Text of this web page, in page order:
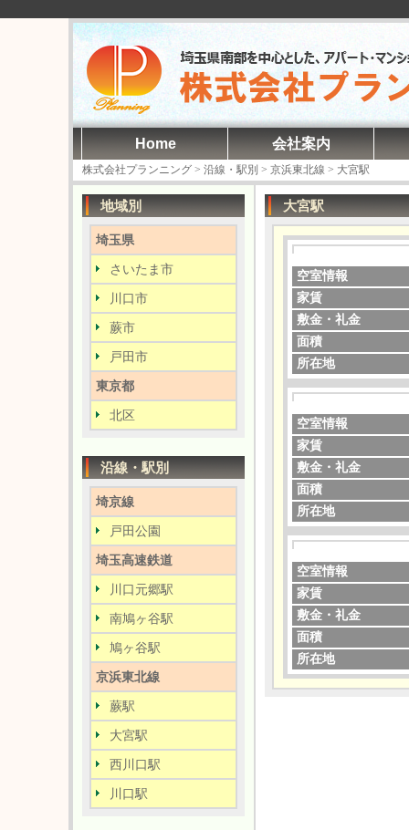
Home 会社案内
株式会社プランニング > 沿線・駅別 > 京浜東北線 > 大宮駅
地域別
埼玉県
さいたま市
川口市
蕨市
戸田市
東京都
北区
沿線・駅別
埼京線
戸田公園
埼玉高速鉄道
川口元郷駅
南鳩ヶ谷駅
鳩ヶ谷駅
京浜東北線
蕨駅
大宮駅
西川口駅
川口駅
大宮駅
空室情報
家賃
敷金・礼金
面積
所在地
空室情報
家賃
敷金・礼金
面積
所在地
空室情報
家賃
敷金・礼金
面積
所在地